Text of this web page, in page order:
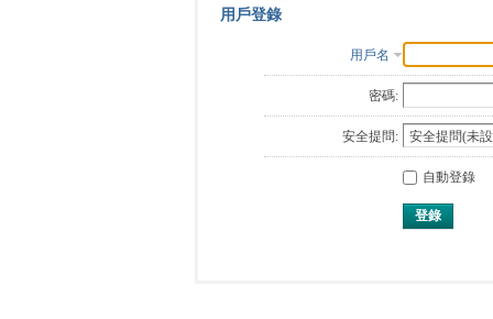
用戶登錄
用戶名
密碼:
安全提問:
自動登錄
登錄